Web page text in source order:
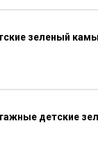
зеленый
детские